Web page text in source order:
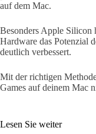
auf dem Mac.
Besonders Apple Silicon
Hardware das Potenzial
deutlich verbessert.
Mit der richtigen
Games auf deinem Mac
Lesen Sie weiter